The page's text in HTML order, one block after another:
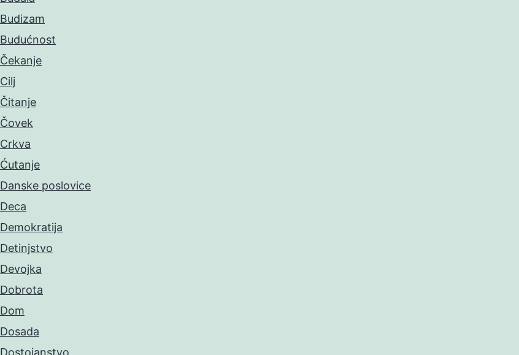
Budizam
Budućnost
Čekanje
Cilj
Čitanje
Čovek
Crkva
Ćutanje
Danske poslovice
Deca
Demokratija
Detinjstvo
Devojka
Dobrota
Dom
Dosada
Dostojanstvo